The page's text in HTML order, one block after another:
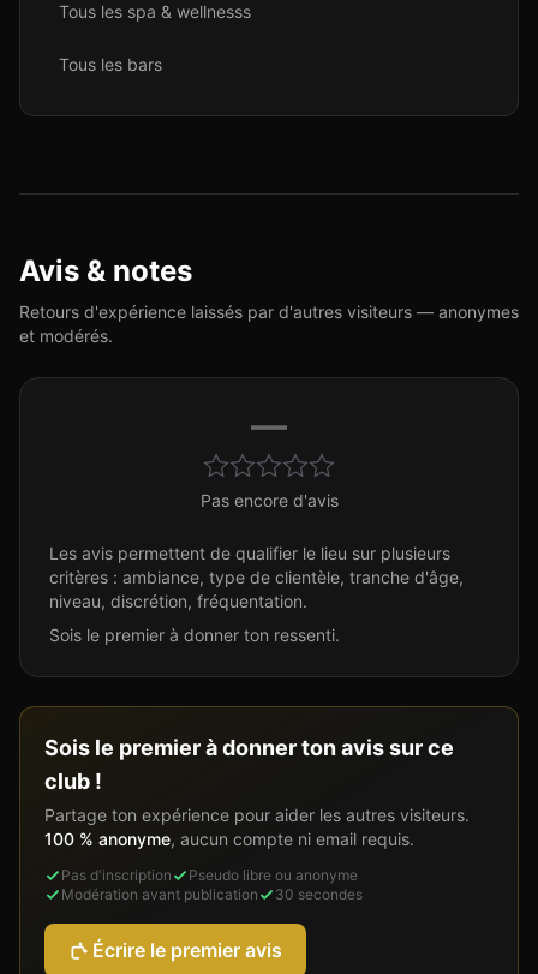
Tous les spa & wellnesss
Tous les bars
Avis & notes
Retours d'expérience laissés par d'autres visiteurs — anonymes
et modérés.
—
Pas encore d'avis
Les avis permettent de qualifier le lieu sur plusieurs
critères : ambiance, type de clientèle, tranche d'âge,
niveau, discrétion, fréquentation.
Sois le premier à donner ton ressenti.
Sois le premier à donner ton avis sur ce
club !
Partage ton expérience pour aider les autres visiteurs.
100 % anonyme, aucun compte ni email requis.
Pas d'inscription
Pseudo libre ou anonyme
Modération avant publication
30 secondes
Écrire le premier avis